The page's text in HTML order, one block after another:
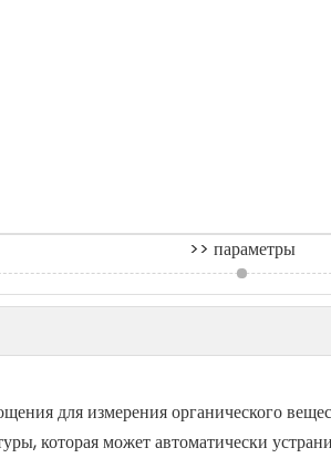
>> параметры
для измерения органического
которая может автоматически